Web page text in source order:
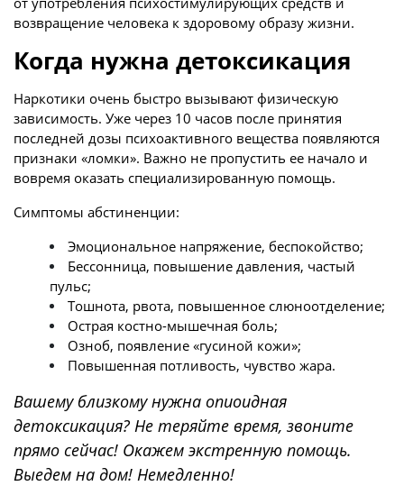
возвращение человека к здоровому образу жизни.
Когда нужна детоксикация
Наркотики очень быстро вызывают физическую
зависимость. Уже через 10 часов после принятия
последней дозы психоактивного вещества появляются
признаки «ломки». Важно не пропустить ее начало и
вовремя оказать специализированную помощь.
Симптомы абстиненции:
Эмоциональное напряжение, беспокойство;
Бессонница, повышение давления, частый
пульс;
Тошнота, рвота, повышенное слюноотделение;
Острая костно-мышечная боль;
Озноб, появление «гусиной кожи»;
Повышенная потливость, чувство жара.
Вашему близкому нужна опиоидная
детоксикация? Не теряйте время, звоните
прямо сейчас! Окажем экстренную помощь.
Выедем на дом! Немедленно!